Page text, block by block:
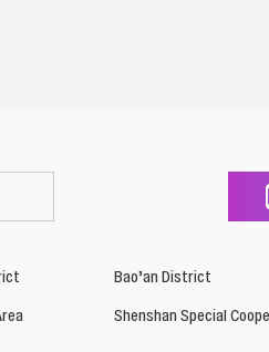
Bao’an District
Shenshan Special